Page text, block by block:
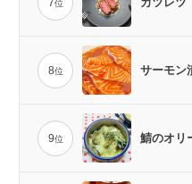
7位
8位 サーモン
9位 鯖のオリ